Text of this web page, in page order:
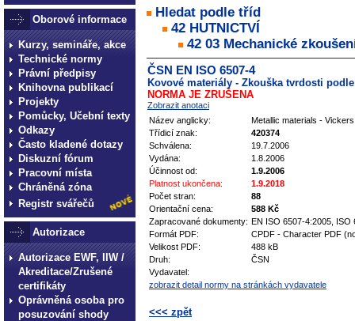
Oborové informace
Kurzy, semináře, akce
Technické normy
Právní předpisy
Knihovna publikací
Projekty
Pomůcky, Učební texty
Odkazy
Často kladené dotazy
Diskuzní fórum
Pracovní místa
Chráněná zóna
Registr svářečů
Autorizace
Autorizace EWF, IIW /
Akreditace/Zrušené
certifikáty
Oprávněná osoba pro
posuzování shody
Hledat podle tříd
42 HUTNICTVÍ
42 03 Mechanické
ČSN EN ISO 6507-4
Kovové materiály - Zkouška tvrdosti
NORMA JE ZRUŠENA
Zobrazit anotaci
Název anglicky:
Metallic materials -
Třídicí znak:
420374
Schválena:
19.7.2006
Vydána:
1.8.2006
Účinnost od:
1.9.2006
Platnost ukončena:
1.9.2018
Počet stran:
88
Orientační cena:
588 Kč
Zapracované dokumenty: EN ISO 6507-4:2005, ISO
Formát PDF:
CPDF - Character PDF
Velikost PDF:
488 kB
Druh:
ČSN
Vydavatel:
zobrazit detail normy na stránkách vydavatele
<<< zpět